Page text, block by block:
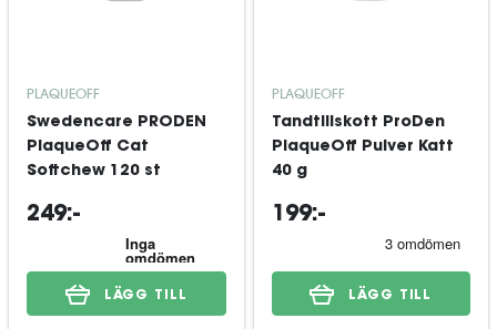
PLAQUEOFF
Swedencare PRODEN
PlaqueOff Cat
Softchew 120 st
249:-
LÄGG TILL
PLAQUEOFF
Tandtillskott ProDen
PlaqueOff Pulver Katt
40 g
199:-
LÄGG TILL